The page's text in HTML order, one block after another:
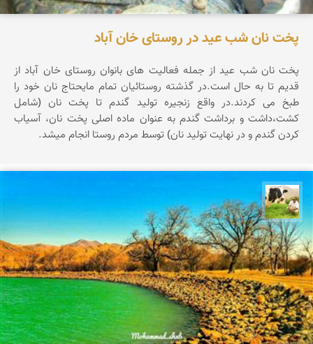
پخت نان شب عید در روستای خان آباد
پخت نان شب عید از جمله فعالیت های بانوان روستای خان آباد از
قدیم تا به حال است.در گذشته روستائیان تمام مایحتاج نان خود را
طبخ می كردند.در واقع زنجیره تولید گندم تا پخت نان (شامل
كشت،داشت و برداشت گندم به عنوان ماده اصلی پخت نان، آسیاب
كردن گندم و در نهایت تولید نان) توسط مردم روستا انجام میشد.
تقی قاسمی